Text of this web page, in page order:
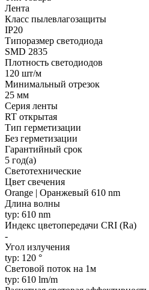
Лента
Класс пылевлагозащиты
IP20
Типоразмер светодиода
SMD 2835
Плотность светодиодов
120 шт/м
Минимальный отрезок
25 мм
Серия ленты
RT открытая
Тип герметизации
Без герметизации
Гарантийный срок
5 год(а)
Светотехнические
Цвет свечения
Orange | Оранжевый 610 nm
Длина волны
typ: 610 nm
Индекс цветопередачи CRI (Ra)
-
Угол излучения
typ: 120 °
Световой поток на 1м
typ: 610 lm/m